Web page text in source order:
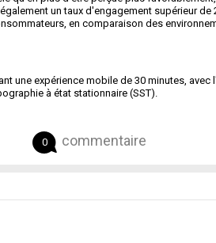
un taux d'engagement supérieur de
en comparaison des
une expérience mobile de 30 minutes, avec
à état stationnaire (SST).
0 commentaire